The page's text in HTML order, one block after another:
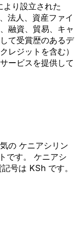
り設立された
法人、資産ファイ
融資、貿易、キャ
て受賞歴のあるデ
レジットを含む）
ービスを提供して
の ケニアシリン
です。 ケニアシ
号は KSh です。